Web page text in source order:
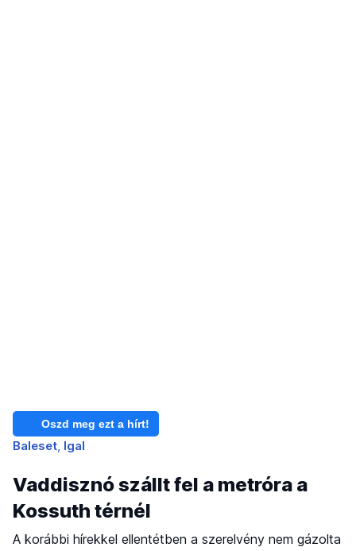
Oszd meg ezt a hírt!
Baleset Igal
Vaddisznó szállt fel a metróra a
Kossuth térnél
A korábbi hírekkel ellentétben a szerelvény nem gázolta